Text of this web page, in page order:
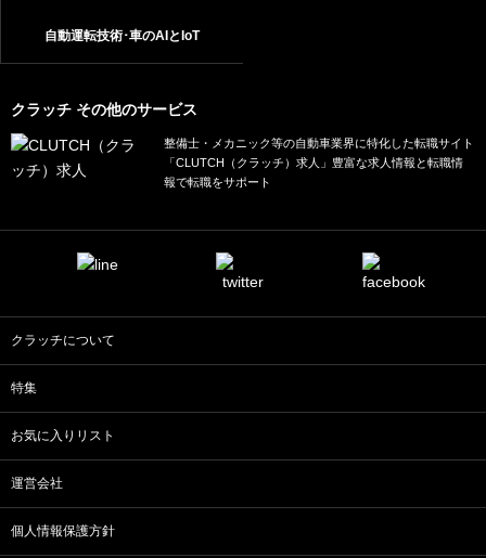
自動運転技術･車のAIとIoT
クラッチ その他のサービス
整備士・メカニック等の自動車業界に特化した転職サイト
「CLUTCH（クラッチ）求人」豊富な求人情報と転職情
報で転職をサポート
クラッチについて
特集
お気に入りリスト
運営会社
個人情報保護方針